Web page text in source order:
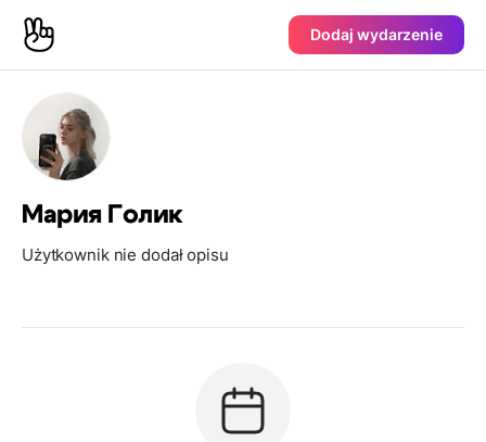
Dodaj wydarzenie
Мария Голик
Użytkownik nie dodał opisu